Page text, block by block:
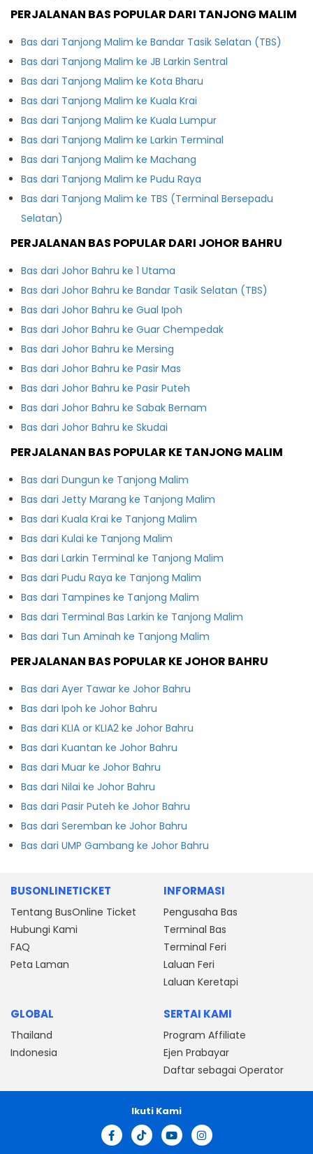
PERJALANAN BAS POPULAR DARI TANJONG MALIM
Bas dari Tanjong Malim ke Bandar Tasik Selatan (TBS)
Bas dari Tanjong Malim ke JB Larkin Sentral
Bas dari Tanjong Malim ke Kota Bharu
Bas dari Tanjong Malim ke Kuala Krai
Bas dari Tanjong Malim ke Kuala Lumpur
Bas dari Tanjong Malim ke Larkin Terminal
Bas dari Tanjong Malim ke Machang
Bas dari Tanjong Malim ke Pudu Raya
Bas dari Tanjong Malim ke TBS (Terminal Bersepadu
Selatan)
PERJALANAN BAS POPULAR DARI JOHOR BAHRU
Bas dari Johor Bahru ke 1 Utama
Bas dari Johor Bahru ke Bandar Tasik Selatan (TBS)
Bas dari Johor Bahru ke Gual Ipoh
Bas dari Johor Bahru ke Guar Chempedak
Bas dari Johor Bahru ke Mersing
Bas dari Johor Bahru ke Pasir Mas
Bas dari Johor Bahru ke Pasir Puteh
Bas dari Johor Bahru ke Sabak Bernam
Bas dari Johor Bahru ke Skudai
PERJALANAN BAS POPULAR KE TANJONG MALIM
Bas dari Dungun ke Tanjong Malim
Bas dari Jetty Marang ke Tanjong Malim
Bas dari Kuala Krai ke Tanjong Malim
Bas dari Kulai ke Tanjong Malim
Bas dari Larkin Terminal ke Tanjong Malim
Bas dari Pudu Raya ke Tanjong Malim
Bas dari Tampines ke Tanjong Malim
Bas dari Terminal Bas Larkin ke Tanjong Malim
Bas dari Tun Aminah ke Tanjong Malim
PERJALANAN BAS POPULAR KE JOHOR BAHRU
Bas dari Ayer Tawar ke Johor Bahru
Bas dari Ipoh ke Johor Bahru
Bas dari KLIA or KLIA2 ke Johor Bahru
Bas dari Kuantan ke Johor Bahru
Bas dari Muar ke Johor Bahru
Bas dari Nilai ke Johor Bahru
Bas dari Pasir Puteh ke Johor Bahru
Bas dari Seremban ke Johor Bahru
Bas dari UMP Gambang ke Johor Bahru
BUSONLINETICKET
Tentang BusOnline Ticket
Hubungi Kami
FAQ
Peta Laman
INFORMASI
Pengusaha Bas
Terminal Bas
Terminal Feri
Laluan Feri
Laluan Keretapi
GLOBAL
Thailand
Indonesia
SERTAI KAMI
Program Affiliate
Ejen Prabayar
Daftar sebagai Operator
Ikuti Kami